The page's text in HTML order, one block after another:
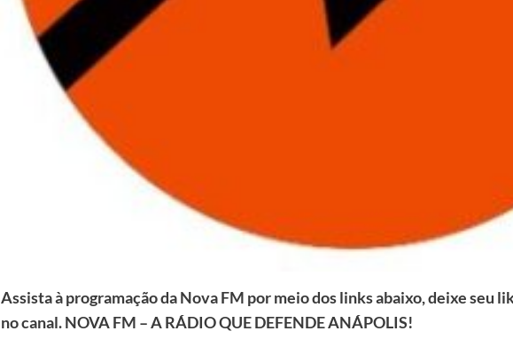
Assista à programação da Nova FM por meio dos links abaixo, deixe seu
no canal. NOVA FM – A RÁDIO QUE DEFENDE ANÁPOLIS!